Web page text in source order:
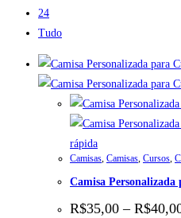
24
Tudo
rápida
Camisas, Camisas, Cursos,
Camisa
R$35,00 – R$